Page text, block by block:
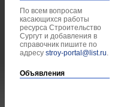
По всем вопросам
касающихся работы
ресурса Строительство
Сургут и добавления в
справочник пишите по
адресу stroy-portal@list.ru.
Объявления